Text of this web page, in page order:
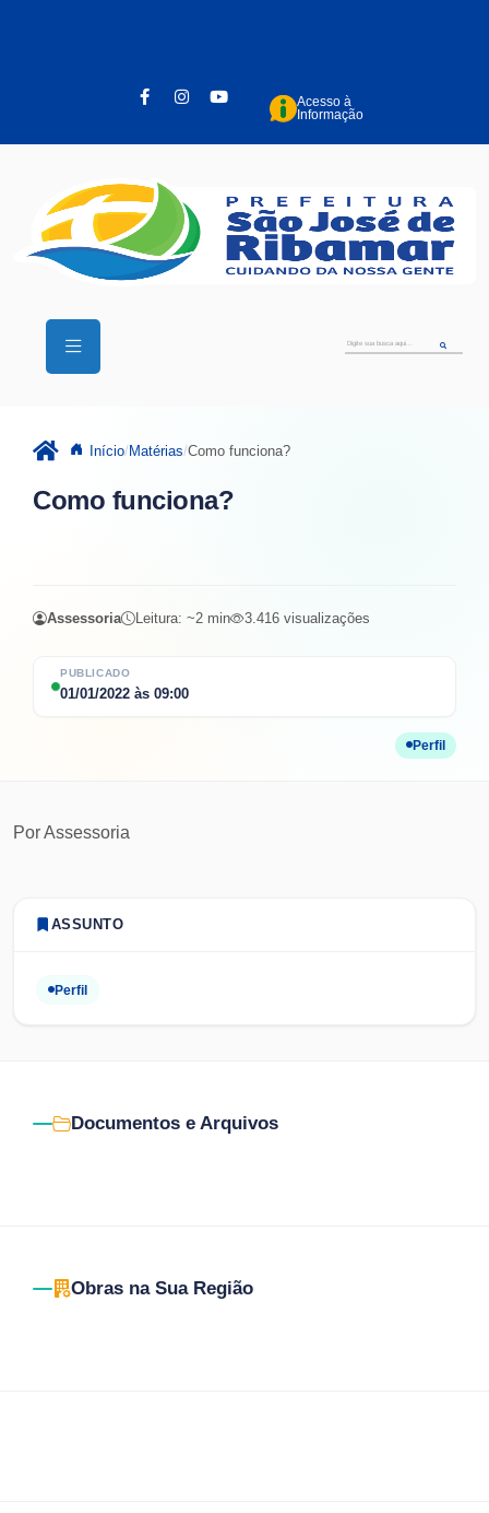
Acesso à
Informação
Início Matérias Como funciona?
Como funciona?
PUBLICADO
01/01/2022 às 09:00
Perfil
Assessoria Leitura: ~2 min 3.416 visualizações
PorAssessoria
ASSUNTO
Perfil
Documentos e Arquivos
Obras na Sua Região